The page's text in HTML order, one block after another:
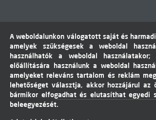
A weboldalunkon válogatott saját és
amelyek szükségesek a weboldal
használhatók a weboldal
előállítására használunk a weboldal
amelyeket releváns tartalom és reklám
lehetőséget választja, akkor hozzájárul az
bármikor elfogadhat és elutasíthat egyedi
beleegyezését.